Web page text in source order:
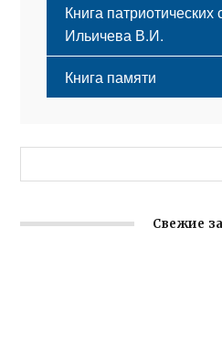
Книга патриотических
Ильичева В.И.
Книга памяти
Свежие